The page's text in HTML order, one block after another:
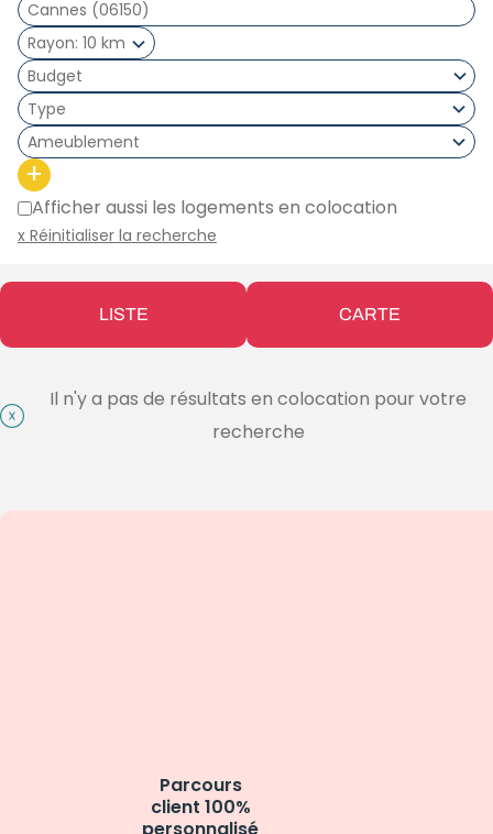
Rayon 10 km
Type
Ameublement
+
Afficher aussi les logements en colocation
x Réinitialiser la recherche
LISTE CARTE
Il n'y a pas de résultats en colocation pour votre
recherche
Parcours
client 100%